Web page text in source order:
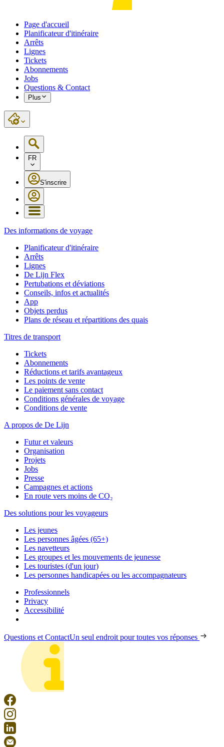
Page d'accueil
Planificateur d'itinéraire
Arrêts
Lignes
Tickets
Abonnements
Jobs
Questions & Contact
Plus
FR
S'inscrire
Des informations de voyage
Planificateur d'itinéraire
Arrêts
Lignes
De Lijn Flex
Pertubations et déviations
Conseils, infos et actualités
App
Objets perdus
Plans de réseau et répartitions des quais
Titres de transport
Tickets
Abonnements
Réductions et tarifs avantageux
Les points de vente
Le paiement sans contact
Conditions générales de voyage
Conditions de vente
A propos de De Lijn
Futur et valeurs
Organisation
Projets
Jobs
Presse
Campagnes et actions
En route vers moins de CO₂
Des solutions pour les voyageurs
Les jeunes
Les personnes âgées (65+)
Les navetteurs
Les groupes et les mouvements de jeunesse
Les touristes (d'un jour)
Les personnes handicapées ou les accompagnateurs
Professionnels
Privacy
Accessibilité
Questions et ContactUn seul endroit pour toutes vos réponses